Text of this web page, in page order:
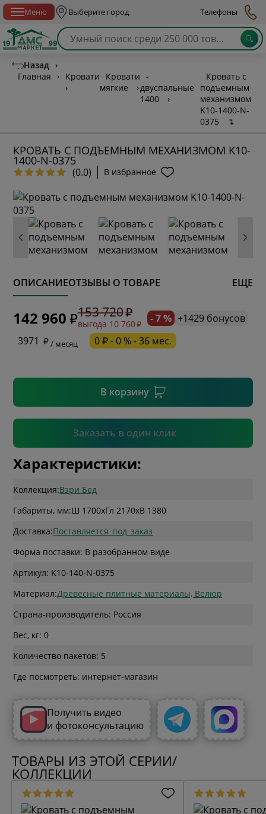
Меню Выберите город Телефоны
Назад ›
Главная
›
Кровати
›
Кровати
мягкие
›
-
двуспальные
1400
›
Кровать с
подъемным
механизмом
K10-1400-N-
0375
↴
КРОВАТЬ С ПОДЪЕМНЫМ МЕХАНИЗМОМ K10-
1400-N-0375
(0.0) В избранное
ОПИСАНИЕОТЗЫВЫ О ТОВАРЕ ЕЩЕ
142 960 153 720
выгода 10 760 - 7 % +1429 бонусов
3971
/ месяц 0 ₽ - 0 % - 36 мес.
В корзину
Заказать в один клик
* обязательное поле
* необязательное поле
Подтвердить
Характеристики:
Коллекция:Вэри Бед
Габариты, мм:Ш 1700xГл 2170xВ 1380
Доставка:Поставляется_под_заказ
Форма поставки: В разобранном виде
Артикул: K10-140-N-0375
Материал:Древесные плитные материалы, Велюр
Страна-производитель: Россия
Вес, кг: 0
Количество пакетов: 5
Где посмотреть: интернет-магазин
Получить видео
и фотоконсультацию
ТОВАРЫ ИЗ ЭТОЙ СЕРИИ/
КОЛЛЕКЦИИ